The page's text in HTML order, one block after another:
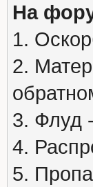
На
1.
2.
3. Флуд
4.
5.